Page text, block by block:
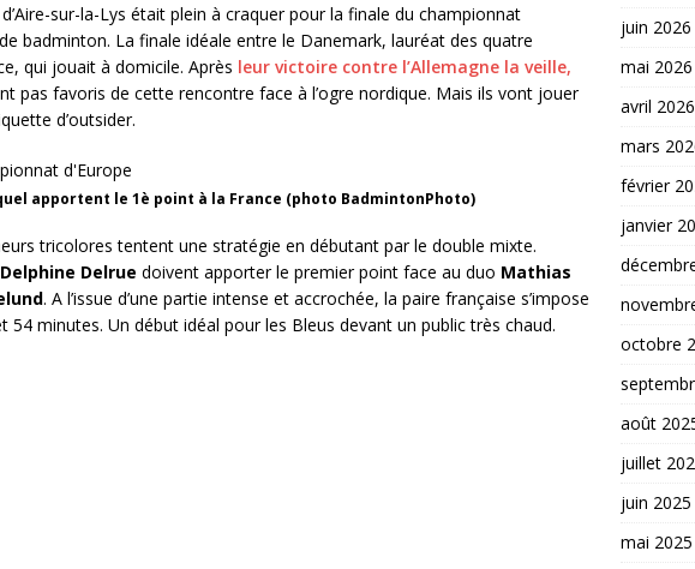
sur-la-Lys était plein à craquer pour la finale du championnat
badminton. La finale idéale entre le Danemark, lauréat des quatre
qui jouait à domicile. Après leur victoire contre l’Allemagne la veille,
pas favoris de cette rencontre face à l’ogre nordique. Mais ils vont jouer
d’outsider.
apportent le 1è point à la France (photo BadmintonPhoto)
tricolores tentent une stratégie en débutant par le double mixte.
Delphine Delrue doivent apporter le premier point face au duo Mathias
. A l’issue d’une partie intense et accrochée, la paire française s’impose
54 minutes. Un début idéal pour les Bleus devant un public très chaud.
juin 2026
mai 2026
avril 2026
mars
février
janvier
octobre
août
juillet
juin 2025
mai 2025